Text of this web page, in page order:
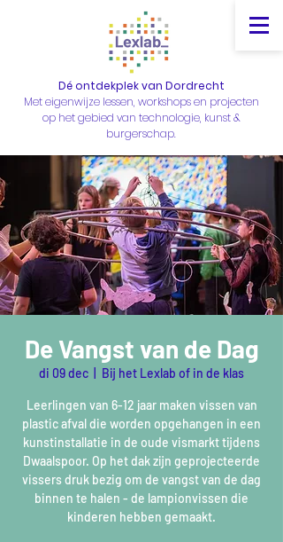
Dé ontdekplek van Dordrecht
Met eigenwijze lessen, workshops en projecten
op het gebied van technologie, kunst &
burgerschap.
De Vangst van de Dag
di 09 dec Bij het Lexlab of in de klas
Leerlingen van 6-12 jaar maken vissen van
plastic afval die worden opgehangen in een
kunstinstallatie in de oude vismarkt tijdens
Dwaalspoor. Op het dak zijn geprojecteerde
vissers druk bezig om de vangst van de dag
binnen te halen - de lampionvissen die
kinderen hebben gemaakt.